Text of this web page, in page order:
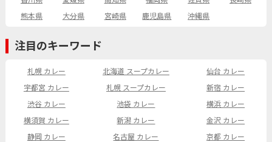
熊本県
大分県 宮崎県 鹿児島県 沖縄県
注目のキーワード
札幌 カレー 北海道 スープカレー
仙台 カレー
宇都宮 カレー
札幌 スープカレー
新宿 カレー
渋谷 カレー
池袋 カレー
横浜 カレー
横須賀 カレー
新潟 カレー
金沢 カレー
静岡 カレー
名古屋 カレー
京都 カレー